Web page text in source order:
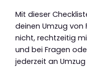
Mit dieser
deinen Umzug von
nicht, rechtzeitig
und bei Fragen
jederzeit an